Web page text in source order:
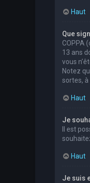
Haut
Que
COPPA
13 ans
vous
Notez
sortes, à
Haut
Je
Il est
Haut
Je suis